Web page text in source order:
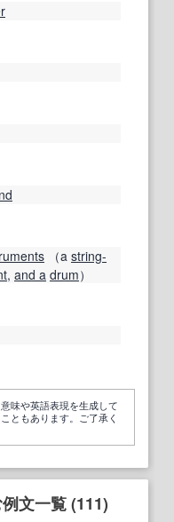
（a string-
, and a drum）
味や英語表現を生成して
ともあります。ご了承く
文一覧 (111)